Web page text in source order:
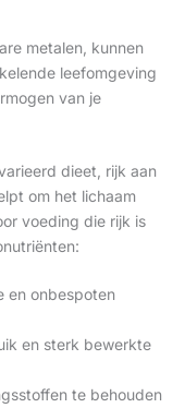
metalen, kunnen
leefomgeving
van je
dieet, rijk aan
om het lichaam
voeding die rijk is
en onbespoten
en sterk bewerkte
te behouden